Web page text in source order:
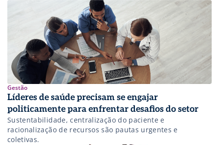
Gestão
Líderes de saúde precisam se engajar
politicamente para enfrentar desafios do setor
Sustentabilidade, centralização do paciente e
racionalização de recursos são pautas urgentes e
coletivas.